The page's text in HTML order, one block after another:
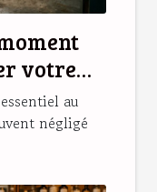
votre
au
négligé